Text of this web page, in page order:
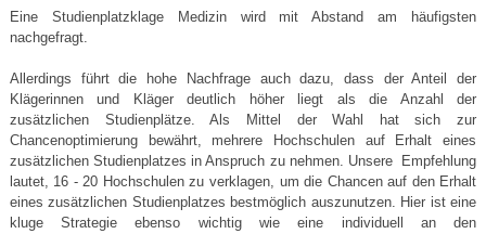
Eine Studienplatzklage Medizin wird mit Abstand am häufigsten
nachgefragt.
Allerdings führt die hohe Nachfrage auch dazu, dass der Anteil der
Klägerinnen und Kläger deutlich höher liegt als die Anzahl der
zusätzlichen Studienplätze. Als Mittel der Wahl hat sich zur
Chancenoptimierung bewährt, mehrere Hochschulen auf Erhalt eines
zusätzlichen Studienplatzes in Anspruch zu nehmen. Unsere Empfehlung
lautet, 16 - 20 Hochschulen zu verklagen, um die Chancen auf den Erhalt
eines zusätzlichen Studienplatzes bestmöglich auszunutzen. Hier ist eine
kluge Strategie ebenso wichtig wie eine individuell an den